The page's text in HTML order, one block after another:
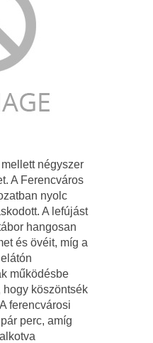
négyszer
A Ferencváros
nyolc
A lefújást
hangosan
és övéit, míg a
működésbe
hogy köszöntsék
ferencvárosi
perc, amíg